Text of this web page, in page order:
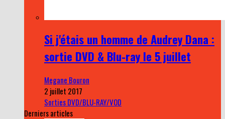
Si j'étais un homme de Audrey Dana :
sortie DVD & Blu-ray le 5 juillet
Megane Bouron
2 juillet 2017
Sorties DVD/BLU-RAY/VOD
Derniers articles